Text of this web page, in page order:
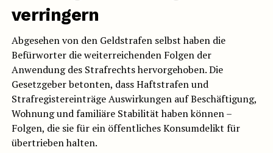
verringern
Abgesehen von den Geldstrafen selbst haben die
Befürworter die weiterreichenden Folgen der
Anwendung des Strafrechts hervorgehoben. Die
Gesetzgeber betonten, dass Haftstrafen und
Strafregistereinträge Auswirkungen auf Beschäftigung,
Wohnung und familiäre Stabilität haben können –
Folgen, die sie für ein öffentliches Konsumdelikt für
übertrieben halten.